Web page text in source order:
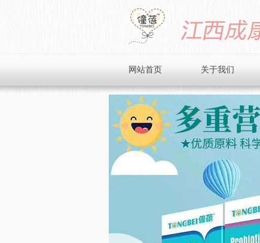
网站首页 关于我们
企业文化
企业风采
招商加盟
在线留言